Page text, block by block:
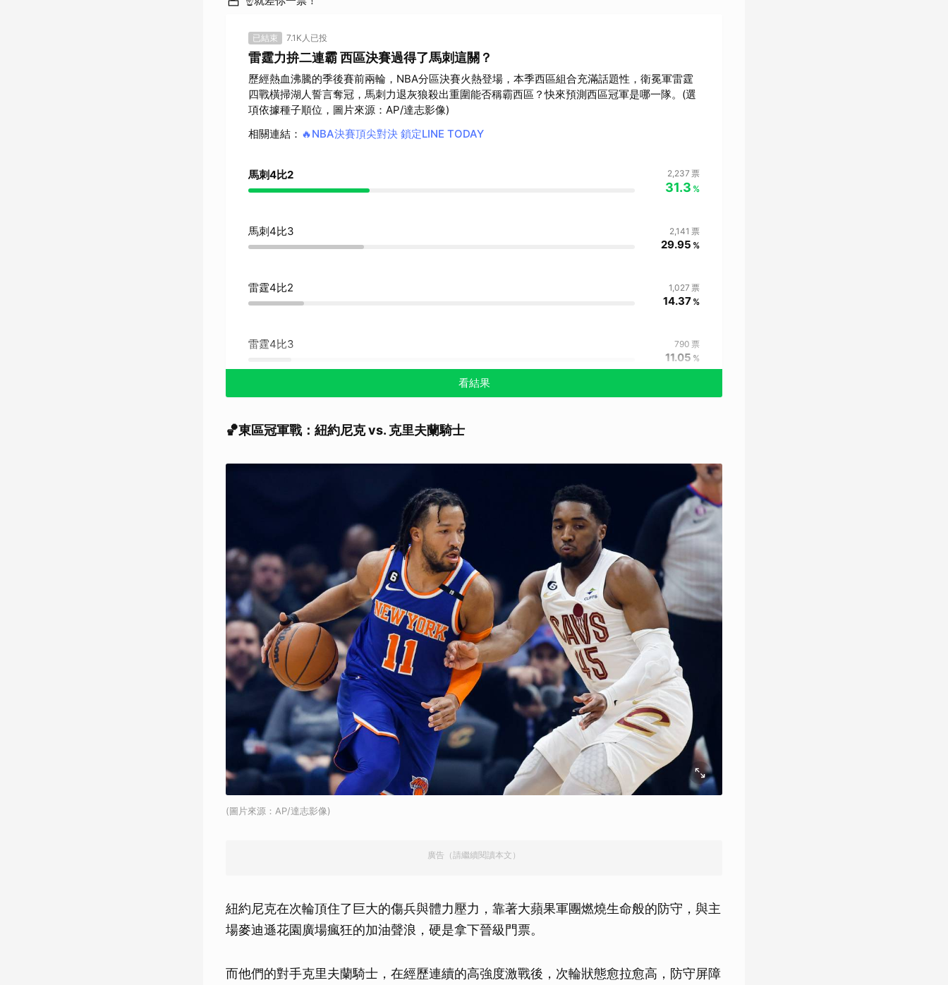
已結束 7.1K人已投
雷霆力拚二連霸 西區決賽過得了馬刺這關？
歷經熱血沸騰的季後賽前兩輪，NBA分區決賽火熱登場，本季西區組合充滿話題性，衛冕軍雷霆
四戰橫掃湖人誓言奪冠，馬刺力退灰狼殺出重圍能否稱霸西區？快來預測西區冠軍是哪一隊。(選
項依據種子順位，圖片來源：AP/達志影像)
相關連結 ： 🔥NBA決賽頂尖對決 鎖定LINE TODAY
馬刺4比2 2,237 票
31.3 %
馬刺4比3 2,141 票
29.95 %
雷霆4比2 1,027 票
14.37 %
雷霆4比3 790 票
11.05 %
看結果
🏀東區冠軍戰：紐約尼克 vs. 克里夫蘭騎士
(圖片來源：AP/達志影像)
廣告（請繼續閱讀本文）
紐約尼克在次輪頂住了巨大的傷兵與體力壓力，靠著大蘋果軍團燃燒生命般的防守，與主
場麥迪遜花園廣場瘋狂的加油聲浪，硬是拿下晉級門票。
而他們的對手克里夫蘭騎士，在經歷連續的高強度激戰後，次輪狀態愈拉愈高，防守屏障
取消